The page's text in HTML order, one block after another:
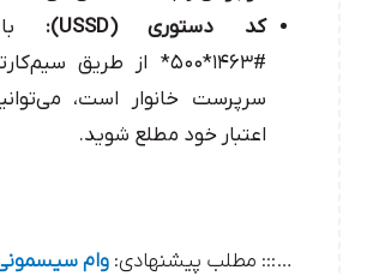
کد دستوری (USSD):
با
#۱۴۶۳*۵۰۰* از طریق
سرپرست خانوار است،
اعتبار خود مطلع شوید.
…::: مطلب پیشنهادی: وام